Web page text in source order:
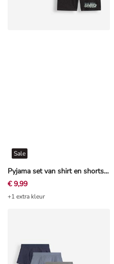
Pyjama set van shirt en shorts - Motiefmix - Veelkleurig
Sale
€ 9,99
+1 extra kleur